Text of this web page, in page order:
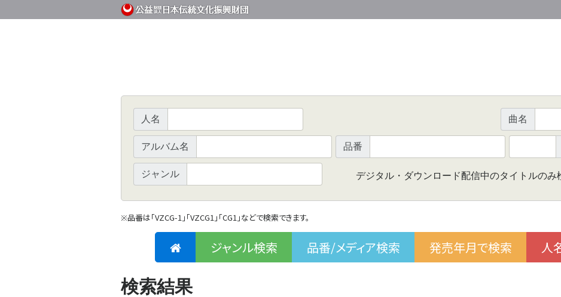
人名 曲名
アルバム名 品番
ジャンル デジタル・ダウンロード配信中のタイトルのみ
※品番は「VZCG-1」「VZCG1」「CG1」などで検索できます。
ジャンル検索 品番/メディア検索 発売年月で検索 人
検索結果